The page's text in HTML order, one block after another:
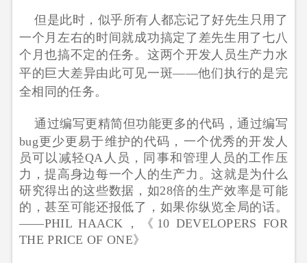
但是此时，似乎所有人都忘记了好先生只用了
一个月左右的时间就成功搞定了差先生用了七八
个月也搞不定的任务。 这两个开发人员生产力水
平的巨大差异由此可见一斑——他们执行的是完
全相同的任务。
通过编写更精简但功能更多的代码，通过编写
bug更少更易于维护的代码，一个优秀的开发人
员可以减轻QA人员，同事和管理人员的工作压
力，提高身边每一个人的生产力。这就是为什么
研究得出的这些数据，如28倍的生产效率是可能
的，甚至可能还报低了，如果你纵览全局的话。
——PHIL HAACK，《10 DEVELOPERS FOR
THE PRICE OF ONE》